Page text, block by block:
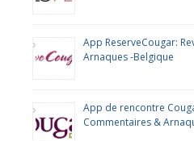
App ReserveCougar:
Arnaques -Belgique
App de rencontre
Commentaires &